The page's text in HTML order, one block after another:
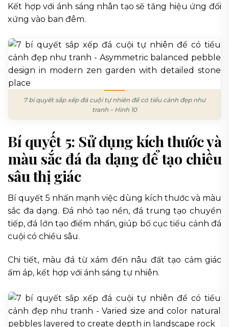
Kết hợp với ánh sáng nhân tạo sẽ tăng hiệu ứng đối
xứng vào ban đêm.
7 bí quyết sắp xếp đá cuội tự nhiên để có tiểu cảnh đẹp như
tranh – Hình 10
Bí quyết 5: Sử dụng kích thước và
màu sắc đá đa dạng để tạo chiều
sâu thị giác
Bí quyết 5 nhấn mạnh việc dùng kích thước và màu
sắc đa dạng. Đá nhỏ tạo nền, đá trung tạo chuyển
tiếp, đá lớn tạo điểm nhấn, giúp bố cục tiểu cảnh đá
cuội có chiều sâu.
Chi tiết, màu đá từ xám đến nâu đất tạo cảm giác
ấm áp, kết hợp với ánh sáng tự nhiên.